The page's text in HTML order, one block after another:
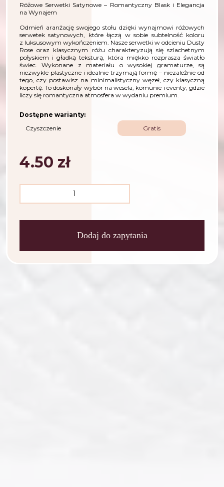
Różowe Serwetki Satynowe – Romantyczny Blask i Elegancja
na Wynajem
Odmień aranżację swojego stołu dzięki wynajmowi różowych
serwetek satynowych, które łączą w sobie subtelność koloru
z luksusowym wykończeniem. Nasze serwetki w odcieniu Dusty
Rose oraz klasycznym różu charakteryzują się szlachetnym
połyskiem i gładką teksturą, która miękko rozprasza światło
świec. Wykonane z materiału o wysokiej gramaturze, są
niezwykle plastyczne i idealnie trzymają formę – niezależnie od
tego, czy postawisz na minimalistyczny węzeł, czy klasyczną
kopertę. To doskonały wybór na wesela, komunie i eventy, gdzie
liczy się romantyczna atmosfera w wydaniu premium.
Dostępne warianty:
Czyszczenie
Gratis
4.50 zł
Dodaj do zapytania